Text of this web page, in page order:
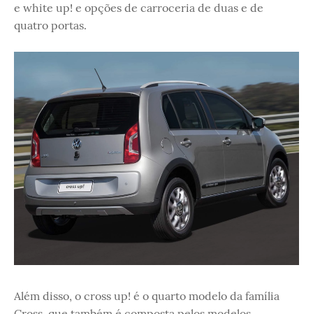
e white up! e opções de carroceria de duas e de
quatro portas.
Além disso, o cross up! é o quarto modelo da família